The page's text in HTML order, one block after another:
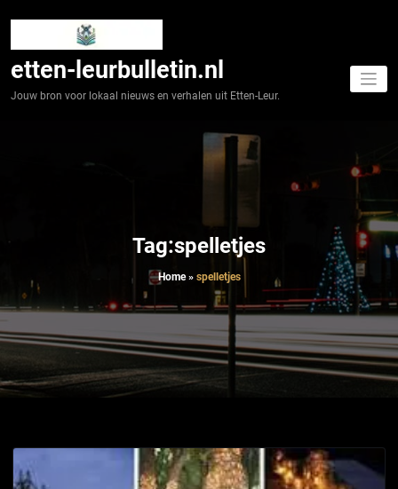
etten-leurbulletin.nl
Jouw bron voor lokaal nieuws en verhalen uit Etten-Leur.
Tag:spelletjes
Home» spelletjes